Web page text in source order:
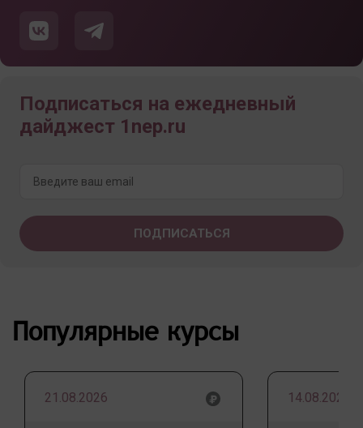
Подписаться на ежедневный
дайджест 1nep.ru
Популярные курсы
21.08.2026 14.08.2026